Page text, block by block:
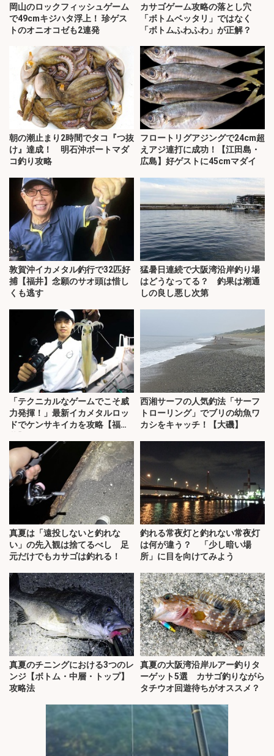
岡山のロックフィッシュゲーム
で49cmキジハタ浮上！ 珍ゲス
トのオニオコゼも2連発
カサゴゲーム攻略の落とし穴
「ボトムベッタリ」ではなく
「ボトムふわふわ」が正解？
朝の潮止まり2時間でタコ『つ抜
け』達成！ 明石沖ボートマダ
コ釣り攻略
フロートリグアジングで24cm超
えアジ連打に成功！【江田島・
広島】好ゲストに45cmマダイ
敦賀沖イカメタル釣行で32匹好
捕【福井】念願のサオ頭は惜し
くも逃す
猛暑日連続で大阪湾沿岸釣り場
はどうなってる？ 釣果は潮通
しの良し悪し次第
「テクニカルなゲームでこそ威
力発揮！」最新イカメタルロッ
ドでケンサキイカを攻略【福
西湘サーフの人気釣法「サーフ
トローリング」でブリの幼魚ワ
カシをキャッチ！【大磯】
真夏は「遠投しないと釣れな
い」の先入観は捨てるべし 足
元だけでもカサゴは釣れる！
釣れる常夜灯と釣れない常夜灯
は何が違う？ 「少し暗い場
所」に目を向けてみよう
真夏のチニングにおける3つのレ
ンジ【ボトム・中層・トップ】
攻略法
真夏の大阪湾沿岸ルアー釣りタ
ーゲット5選 カサゴ釣りながら
タチウオ回遊待ちがオススメ？